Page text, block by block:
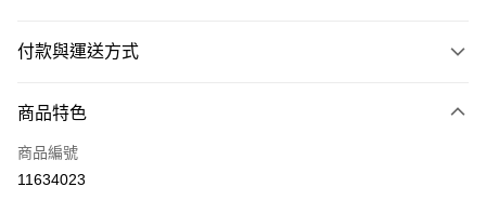
付款與運送方式
信用卡一次付款
運送方式
商品特色
商品編號
11634023